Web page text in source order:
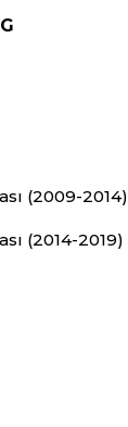
(2009-2014)
(2014-2019)